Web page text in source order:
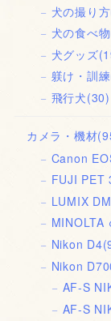
犬の撮り方
犬の食べ物
犬グッズ
躾け・訓練
飛行犬(30)
カメラ・機材
Canon
FUJI PET
LUMIX
MINOLTA
Nikon D4
Nikon
AF-S
AF-S